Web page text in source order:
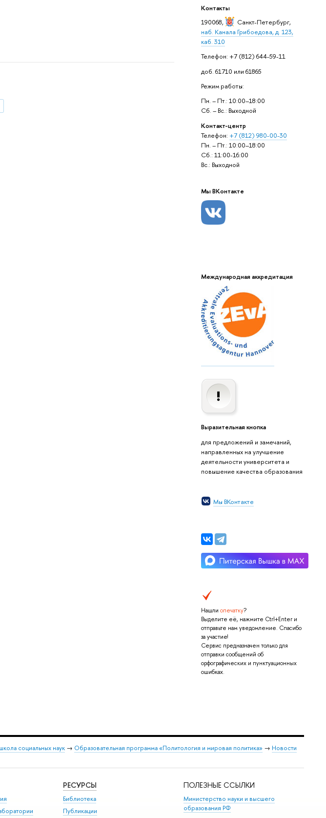
Контакты
190068,
Санкт-Петербург,
наб. Канала Грибоедова, д. 123,
каб. 310
Телефон: +7 (812) 644-59-11
доб. 61710 или 61865
Режим работы:
Пн. – Пт.: 10:00–18:00
Сб. – Вс.: Выходной
Контакт-центр
Телефон: +7 (812) 980-00-30
Пн. – Пт.: 10:00–18:00
Сб.: 11:00-16:00
Вс.: Выходной
Мы ВКонтакте
Международная аккредитация
Выразительная кнопка
для предложений и замечаний,
направленных на улучшение
деятельности университета и
повышение качества образования
Мы ВКонтакте
Нашли опечатку?
Выделите её, нажмите Ctrl+Enter и
отправьте нам уведомление. Спасибо
за участие!
Сервис предназначен только для
отправки сообщений об
орфографических и пунктуационных
ошибках.
социальных наук→ Образовательная программа «Политология и мировая политика» → Новости
РЕСУРСЫ
Библиотека
Публикации
ПОЛЕЗНЫЕ ССЫЛКИ
Министерство науки и высшего
образования РФ